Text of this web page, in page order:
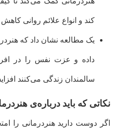
کند و انواع علائم روانی کاهش
یک مطالعه نشان داد که
داده و عزت نفس را در
سالمندان زندگی می‌کنند
نکاتی که باید درباره‌ی
اگر دوست دارید هنردرمانی را